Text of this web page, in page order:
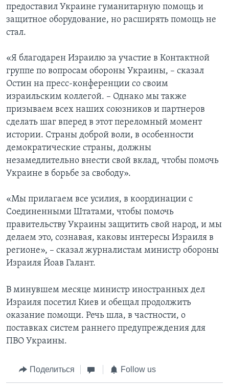
предоставил Украине гуманитарную помощь и
защитное оборудование, но расширять помощь не
стал.
«Я благодарен Израилю за участие в Контактной
группе по вопросам обороны Украины, – сказал
Остин на пресс-конференции со своим
израильским коллегой. – Однако мы также
призываем всех наших союзников и партнеров
сделать шаг вперед в этот переломный момент
истории. Страны доброй воли, в особенности
демократические страны, должны
незамедлительно внести свой вклад, чтобы помочь
Украине в борьбе за свободу».
«Мы прилагаем все усилия, в координации с
Соединенными Штатами, чтобы помочь
правительству Украины защитить свой народ, и мы
делаем это, сознавая, каковы интересы Израиля в
регионе», – сказал журналистам министр обороны
Израиля Йоав Галант.
В минувшем месяце министр иностранных дел
Израиля посетил Киев и обещал продолжить
оказание помощи. Речь шла, в частности, о
поставках систем раннего предупреждения для
ПВО Украины.
Поделиться Follow us